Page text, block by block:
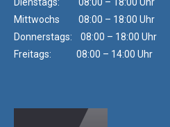
Mittwochs 08:00 – 18:00 Uhr
Donnerstags: 08:00 – 18:00 Uhr
Freitags: 08:00 – 14:00 Uhr